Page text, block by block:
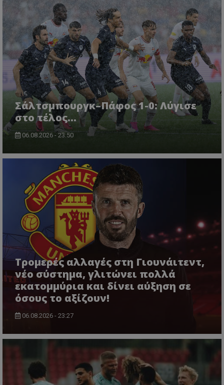
Σάλτσμπουργκ–Πάφος 1-0: Λύγισε
στο τέλος...
06.08.2026 - 23:50
Τρομερές αλλαγές στη Γιουνάιτεντ,
νέο σύστημα, γλιτώνει πολλά
εκατομμύρια και δίνει αύξηση σε
όσους το αξίζουν!
06.08.2026 - 23:27